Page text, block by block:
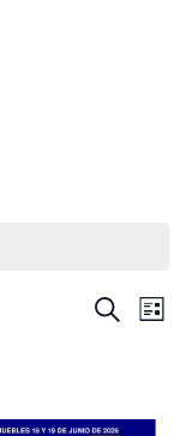
Search
List